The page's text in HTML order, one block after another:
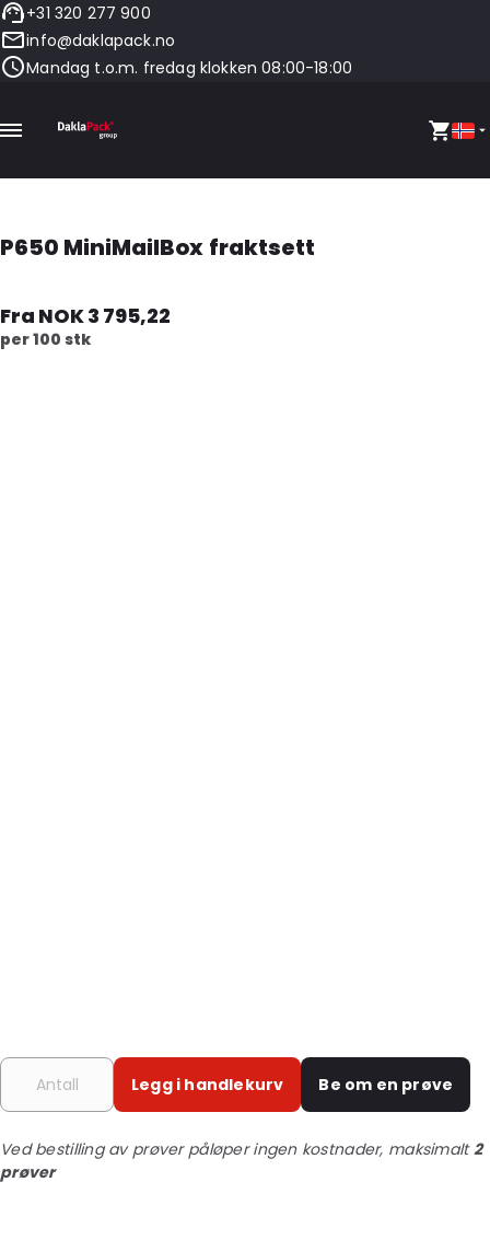
+31 320 277 900
info@daklapack.no
Mandag t.o.m. fredag klokken 08:00-18:00
P650 MiniMailBox fraktsett
Fra NOK 3 795,22
per 100 stk
Legg i handlekurv Be om en prøve
Ved bestilling av prøver påløper ingen kostnader, maksimalt2
prøver